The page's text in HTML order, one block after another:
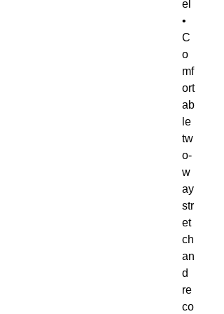
el
•
C
o
mf
ort
ab
le
tw
o-
w
ay
str
et
ch
an
d
re
co